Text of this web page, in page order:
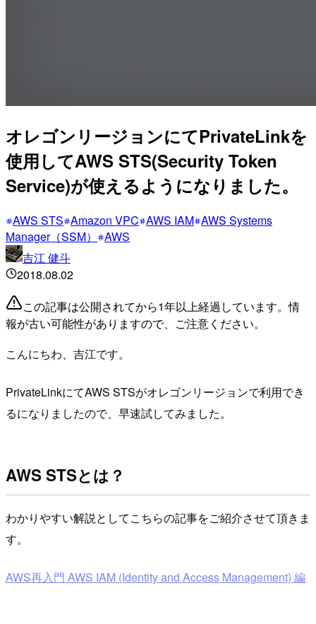
オレゴンリージョンにてPrivateLinkを
使用してAWS STS(Security Token
Service)が使えるようになりました。
AWS STS Amazon VPC AWS IAM AWS Systems
Manager（SSM）
AWS
吉江 健斗
2018.08.02
この記事は公開されてから1年以上経過しています。情
報が古い可能性がありますので、ご注意ください。
こんにちわ、吉江です。
PrivateLinkにてAWS STSがオレゴンリージョンで利用でき
るになりましたので、早速試してみました。
AWS STSとは？
わかりやすい解説としてこちらの記事をご紹介させて頂きま
す。
AWS再入門 AWS IAM (Identity and Access Management) 編